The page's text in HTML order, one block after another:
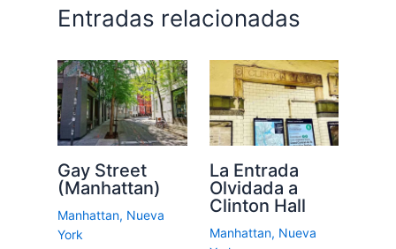
Entradas relacionadas
Gay Street
(Manhattan)
Manhattan, Nueva
York
La Entrada
Olvidada a
Clinton Hall
Manhattan, Nueva